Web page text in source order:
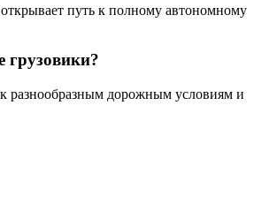
путь к полному автономному
грузовики?
разнообразным дорожным условиям и